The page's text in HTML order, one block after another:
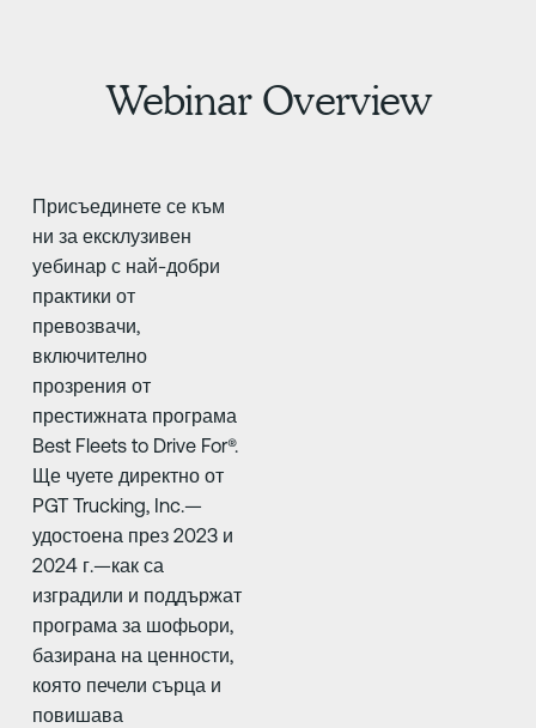
Webinar Overview
Присъединете се към
ни за ексклузивен
уебинар с най-добри
практики от
превозвачи,
включително
прозрения от
престижната програма
Best Fleets to Drive For®.
Ще чуете директно от
PGT Trucking, Inc.—
удостоена през 2023 и
2024 г.—как са
изградили и поддържат
програма за шофьори,
базирана на ценности,
която печели сърца и
повишава